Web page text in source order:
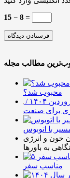
15 − 8 =
محبوب شد؟
افزایش ۴.۶ درصدی تولید فولاد ایران در فروردین ۱۴۰۴ /
برای صنعت
با اتوبوس
خون و انرژی
به باورها
مناسب سفر